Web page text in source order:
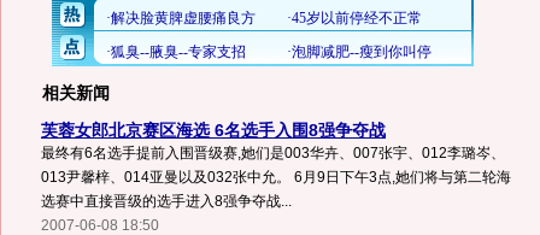
相关新闻
芙蓉女郎北京赛区海选 6名选手入围8强争夺战
最终有6名选手提前入围晋级赛,她们是003华卉、007张宇、012李璐岑、
013尹馨梓、014亚曼以及032张中允。 6月9日下午3点,她们将与第二轮海
选赛中直接晋级的选手进入8强争夺战...
2007-06-08 18:50